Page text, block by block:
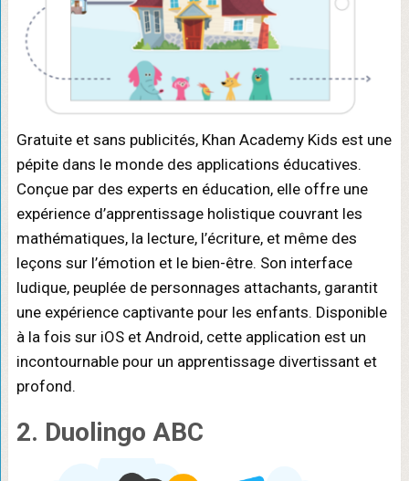
Gratuite et sans publicités, Khan Academy Kids est une
pépite dans le monde des applications éducatives.
Conçue par des experts en éducation, elle offre une
expérience d’apprentissage holistique couvrant les
mathématiques, la lecture, l’écriture, et même des
leçons sur l’émotion et le bien-être. Son interface
ludique, peuplée de personnages attachants, garantit
une expérience captivante pour les enfants. Disponible
à la fois sur iOS et Android, cette application est un
incontournable pour un apprentissage divertissant et
profond.
2. Duolingo ABC